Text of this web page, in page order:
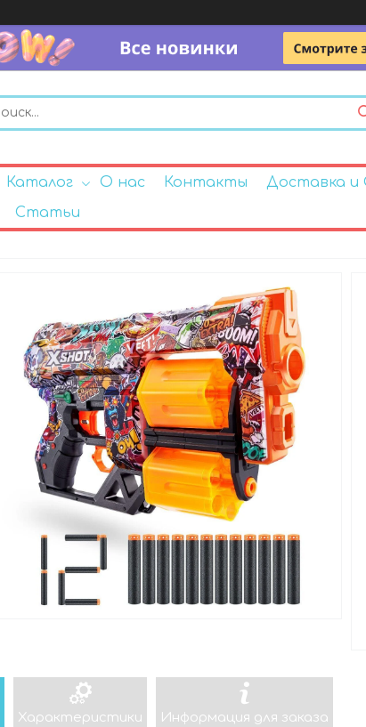
Каталог О нас Контакты Доставка и
Статьи
Характеристики Информация для заказа